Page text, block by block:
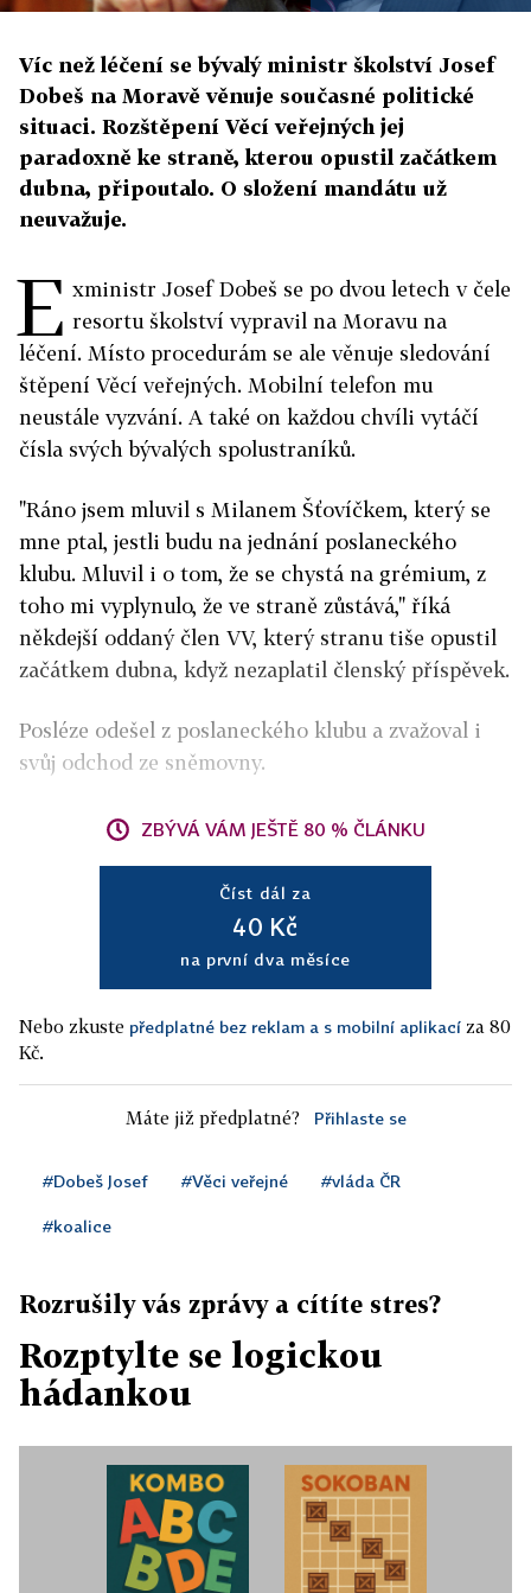
Víc než léčení se bývalý ministr školství Josef
Dobeš na Moravě věnuje současné politické
situaci. Rozštěpení Věcí veřejných jej
paradoxně ke straně, kterou opustil začátkem
dubna, připoutalo. O složení mandátu už
neuvažuje.
E xministr Josef Dobeš se po dvou letech v čele
resortu školství vypravil na Moravu na
léčení. Místo procedurám se ale věnuje sledování
štěpení Věcí veřejných. Mobilní telefon mu
neustále vyzvání. A také on každou chvíli vytáčí
čísla svých bývalých spolustraníků.
"Ráno jsem mluvil s Milanem Šťovíčkem, který se
mne ptal, jestli budu na jednání poslaneckého
klubu. Mluvil i o tom, že se chystá na grémium, z
toho mi vyplynulo, že ve straně zůstává," říká
někdejší oddaný člen VV, který stranu tiše opustil
začátkem dubna, když nezaplatil členský příspěvek.
Posléze odešel z poslaneckého klubu a zvažoval i
svůj odchod ze sněmovny.
ZBÝVÁ VÁM JEŠTĚ 80 % ČLÁNKU
Číst dál za
40 Kč
na první dva měsíce
Nebo zkuste předplatné bez reklam a s mobilní aplikací za 80
Kč.
Máte již předplatné? Přihlaste se
#Dobeš Josef #Věci veřejné #vláda ČR
#koalice
Rozrušily vás zprávy a cítíte stres?
Rozptylte se logickou
hádankou